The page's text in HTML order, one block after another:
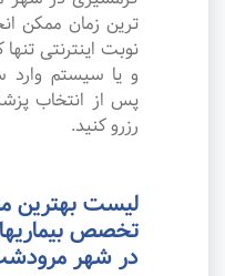
ترین زمان ممکن
نوبت اینترنتی
و یا سیستم
پس از انتخاب
رزرو کنید.
لیست
تخصص
در شهر